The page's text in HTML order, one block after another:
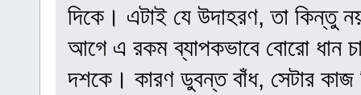
দিকে। এটাই যে উদাহরণ, তা কিন্তু
আগে এ রকম ব্যাপকভাবে বোরো ধান
দশকে। কারণ ডুবন্ত বাঁধ, সেটার কাজ